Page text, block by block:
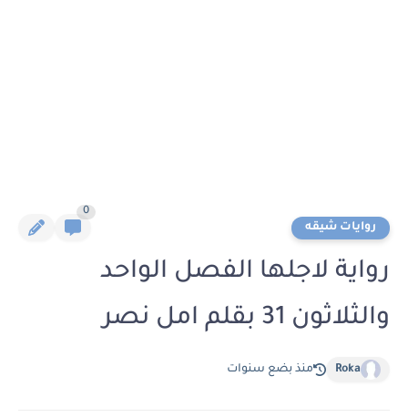
روايات شيقه
0
رواية لاجلها الفصل الواحد
والثلاثون 31 بقلم امل نصر
Roka منذ بضع سنوات